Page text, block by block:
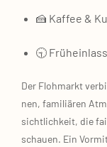
🍰 Kaf­fee &
🕤
Der Floh­markt
nen, fami­liä­ren
sicht­lich­keit, die
schau­en. Ein